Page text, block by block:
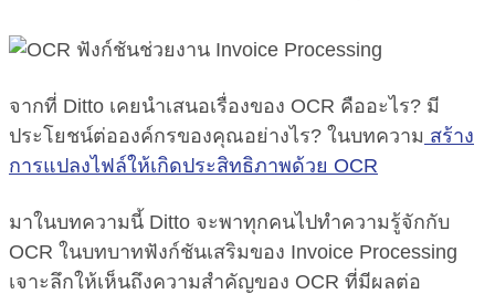
จากที่ Ditto เคยนำเสนอเรื่องของ OCR คืออะไร? มี
ประโยชน์ต่อองค์กรของคุณอย่างไร? ในบทความ สร้าง
การแปลงไฟล์ให้เกิดประสิทธิภาพด้วย OCR
มาในบทความนี้ Ditto จะพาทุกคนไปทำความรู้จักกับ
OCR ในบทบาทฟังก์ชันเสริมของ Invoice Processing
เจาะลึกให้เห็นถึงความสำคัญของ OCR ที่มีผลต่อ